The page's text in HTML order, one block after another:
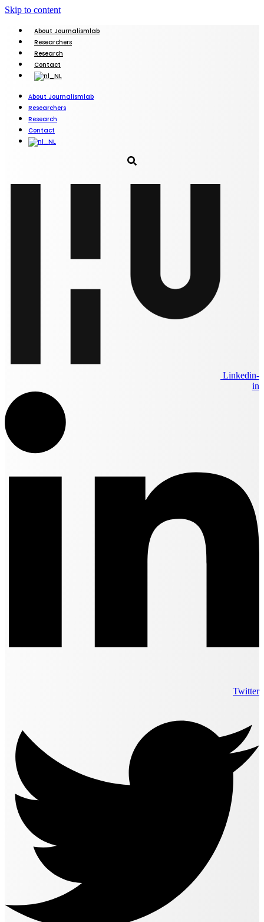
Skip to content
About Journalismlab
Researchers
Research
Contact
About Journalismlab
Researchers
Research
Contact
Linkedin-
in
Twitter